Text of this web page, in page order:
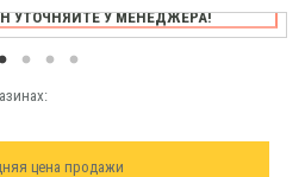
УТОЧНЯЙТЕ У МЕНЕДЖЕРА!
цена продажи